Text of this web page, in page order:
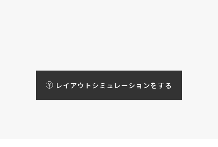
レイアウトシミュレーションをする